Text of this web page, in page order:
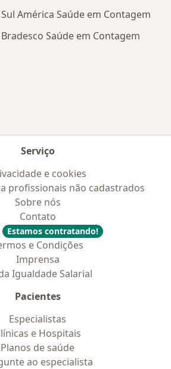
América Saúde em Contagem
Saúde em Contagem
Serviço
e cookies
profissionais não cadastrados
Sobre nós
Contato
Estamos contratando!
e Condições
Imprensa
Igualdade Salarial
Pacientes
Especialistas
e Hospitais
Planos de saúde
ao especialista